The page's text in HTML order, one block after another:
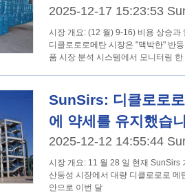
2025-12-17 15:23:53
시장 개요: (12 월) 9-16) 비용 상승과 일시적인 공급 감소로 인해 국내
디클로로로메탄 시장은 "맥박한" 반
품 시장 분석 시스템에서 모니터링
SunSirs: 디클로로
에 약세를 유지했습
2025-12-12 14:55:44
시장 개요: 11 월 28 일 현재 SunSirs 가 모니터링 한 데이터에 따르면
산둥성 시장에서 대량 디클로로로
안으로 이번 달